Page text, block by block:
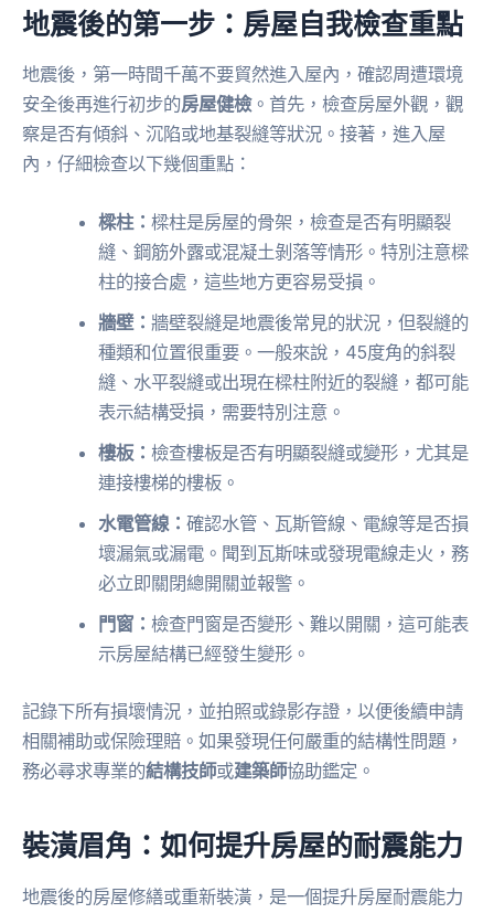
地震後的第一步：房屋自我檢查重點
地震後，第一時間千萬不要貿然進入屋內，確認周遭環境
安全後再進行初步的房屋健檢。首先，檢查房屋外觀，觀
察是否有傾斜、沉陷或地基裂縫等狀況。接著，進入屋
內，仔細檢查以下幾個重點：
樑柱：樑柱是房屋的骨架，檢查是否有明顯裂
縫、鋼筋外露或混凝土剝落等情形。特別注意樑
柱的接合處，這些地方更容易受損。
牆壁：牆壁裂縫是地震後常見的狀況，但裂縫的
種類和位置很重要。一般來說，45度角的斜裂
縫、水平裂縫或出現在樑柱附近的裂縫，都可能
表示結構受損，需要特別注意。
樓板：檢查樓板是否有明顯裂縫或變形，尤其是
連接樓梯的樓板。
水電管線：確認水管、瓦斯管線、電線等是否損
壞漏氣或漏電。聞到瓦斯味或發現電線走火，務
必立即關閉總開關並報警。
門窗：檢查門窗是否變形、難以開關，這可能表
示房屋結構已經發生變形。
記錄下所有損壞情況，並拍照或錄影存證，以便後續申請
相關補助或保險理賠。如果發現任何嚴重的結構性問題，
務必尋求專業的結構技師或建築師協助鑑定。
裝潢眉角：如何提升房屋的耐震能力
地震後的房屋修繕或重新裝潢，是一個提升房屋耐震能力